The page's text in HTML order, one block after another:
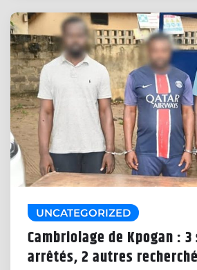
UNCATEGORIZED
Cambriolage de Kpogan :
arrêtés, 2 autres